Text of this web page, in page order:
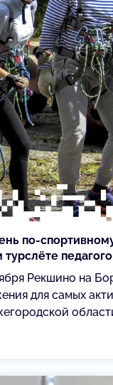
по-
Рекшино на
для самых